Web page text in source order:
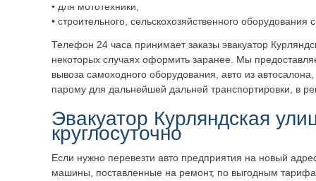
• для мототехники;
• строительного, сельскохозяйственного оборудования
Телефон 24 часа принимает заказы эвакуатор
некоторых случаях оформить заранее. Мы
вывоза самоходного оборудования, авто из
парому для дальнейшей дальней транспортировки, в
Эвакуатор Курляндская
круглосуточно
Если нужно перевезти авто предприятия на новый
машины, поставленные на ремонт, по выгодным